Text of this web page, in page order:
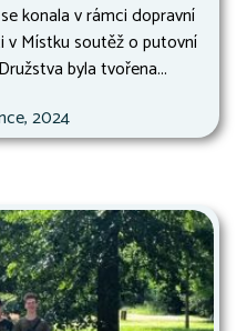
konala v rámci dopravní
v Místku soutěž o putovní
byla tvořena...
2024